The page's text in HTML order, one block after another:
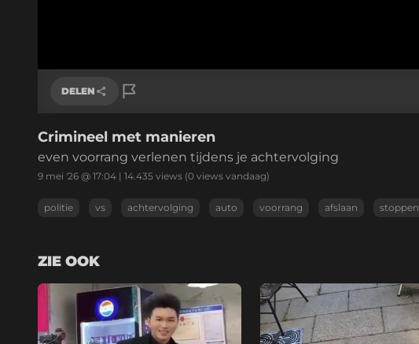
DELEN
Link kopiëren
Crimineel met manieren
even voorrang verlenen tijdens je achtervolging
9 mei '26 @ 17:04 | 14.435 views (0 views vandaag)
politie vs achtervolging auto voorrang afslaan stoppen
ZIE OOK